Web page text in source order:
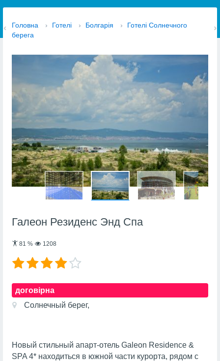
Головна › Готелі › Болгарія ›
Готелі Солнечного
берега
Галеон Резиденс Энд Спа
81 % 1208
договірна
Солнечный берег,
Новый стильный апарт-отель Galeon Residence &
SPA 4* находиться в южной части курорта, рядом с